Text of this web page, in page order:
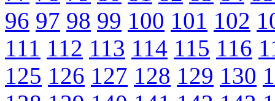
96 97 98 99 100 101 102
111 112 113 114 115 116
125 126 127 128 129 130